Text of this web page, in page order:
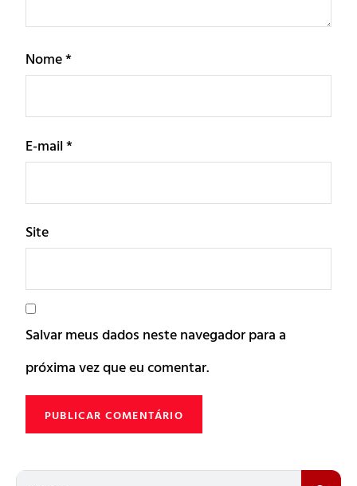
Nome*
E-mail*
Site
Salvar meus dados neste navegador para a
próxima vez que eu comentar.